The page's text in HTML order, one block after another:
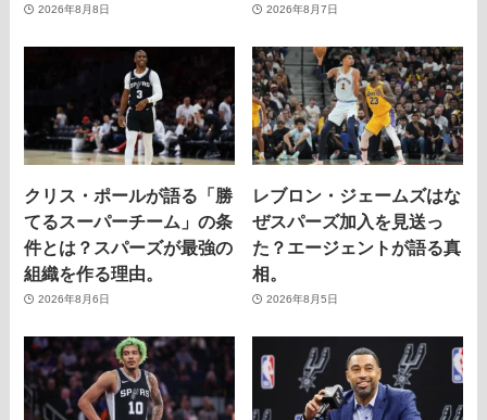
2026年8月8日 2026年8月7日
クリス・ポールが語る「勝
てるスーパーチーム」の条
件とは？スパーズが最強の
組織を作る理由。
2026年8月6日
レブロン・ジェームズはな
ぜスパーズ加入を見送っ
た？エージェントが語る真
相。
2026年8月5日